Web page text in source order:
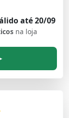
até 20/09
na loja